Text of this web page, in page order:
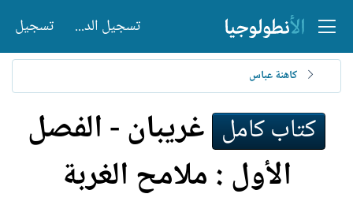
تسجيل الدخول تسجيل
كاهنة عباس
كتاب كامل غريبان - الفصل
الأول : ملامح الغربة